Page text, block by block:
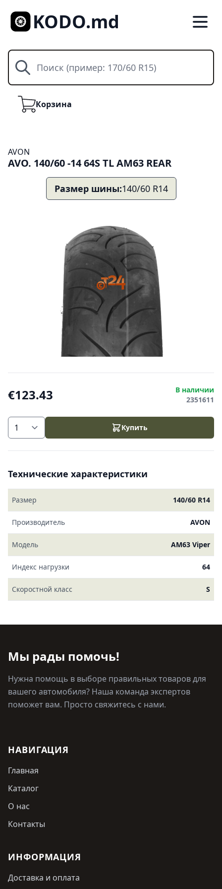
KODO.md
Поиск
КорзинаКорзина
AVON
AVO. 140/60 -14 64S TL AM63 REAR
Размер шины:140/60 R14
€123.43
В наличии
2351611
Купить
Технические характеристики
Размер 140/60 R14
Производитель AVON
Модель AM63 Viper
Индекс нагрузки 64
Скоростной класс S
Мы рады помочь!
Нужна помощь в выборе правильных товаров для
вашего автомобиля? Наша команда экспертов
поможет вам. Просто свяжитесь с нами.
НАВИГАЦИЯ
Главная
Каталог
О нас
Контакты
ИНФОРМАЦИЯ
Доставка и оплата